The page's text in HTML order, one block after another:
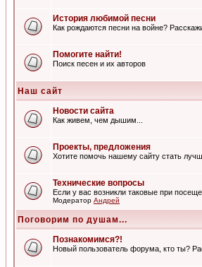
История любимой песни
Как рождаются песни на войне?
Помогите найти!
Поиск песен и их авторов
Наш сайт
Новости сайта
Как живем, чем дышим...
Проекты, предложения
Хотите помочь нашему сайту стать
Технические вопросы
Если у вас возникли таковые при
Модератор Андрей
Поговорим по душам...
Познакомимся?!
Новый пользователь форума, кто ты?